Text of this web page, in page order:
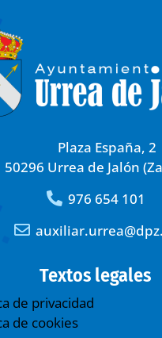
Plaza España, 2
50296 Urrea de Jalón
976 654 101
Textos legales
de privacidad
de cookies